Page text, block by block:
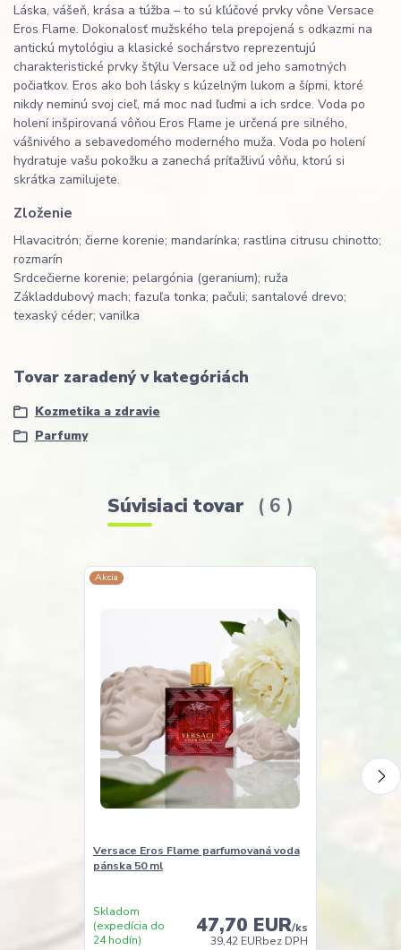
Láska, vášeň, krása a túžba – to sú kľúčové prvky vône Versace
Eros Flame. Dokonalosť mužského tela prepojená s odkazmi na
antickú mytológiu a klasické sochárstvo reprezentujú
charakteristické prvky štýlu Versace už od jeho samotných
počiatkov. Eros ako boh lásky s kúzelným lukom a šípmi, ktoré
nikdy neminú svoj cieľ, má moc nad ľuďmi a ich srdce. Voda po
holení inšpirovaná vôňou Eros Flame je určená pre silného,
vášnivého a sebavedomého moderného muža. Voda po holení
hydratuje vašu pokožku a zanechá príťažlivú vôňu, ktorú si
skrátka zamilujete.
Zloženie
Hlavacitrón; čierne korenie; mandarínka; rastlina citrusu chinotto;
rozmarín
Srdcečierne korenie; pelargónia (geranium); ruža
Základdubový mach; fazuľa tonka; pačuli; santalové drevo;
texaský céder; vanilka
Tovar zaradený v kategóriách
Kozmetika a zdravie
Parfumy
Súvisiaci tovar 6
Akcia
Versace Eros Flame parfumovaná voda
pánska 50 ml
47,70 EUR/ks
39,42 EURbez DPH
Skladom
(expedícia do
24 hodín)